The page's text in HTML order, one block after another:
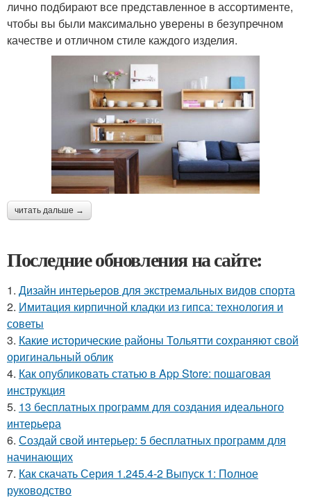
лично подбирают все представленное в ассортименте,
чтобы вы были максимально уверены в безупречном
качестве и отличном стиле каждого изделия.
читать дальше →
Последние обновления на сайте:
1. Дизайн интерьеров для экстремальных видов спорта
2. Имитация кирпичной кладки из гипса: технология и
советы
3. Какие исторические районы Тольятти сохраняют свой
оригинальный облик
4. Как опубликовать статью в App Store: пошаговая
инструкция
5. 13 бесплатных программ для создания идеального
интерьера
6. Создай свой интерьер: 5 бесплатных программ для
начинающих
7. Как скачать Серия 1.245.4-2 Выпуск 1: Полное
руководство